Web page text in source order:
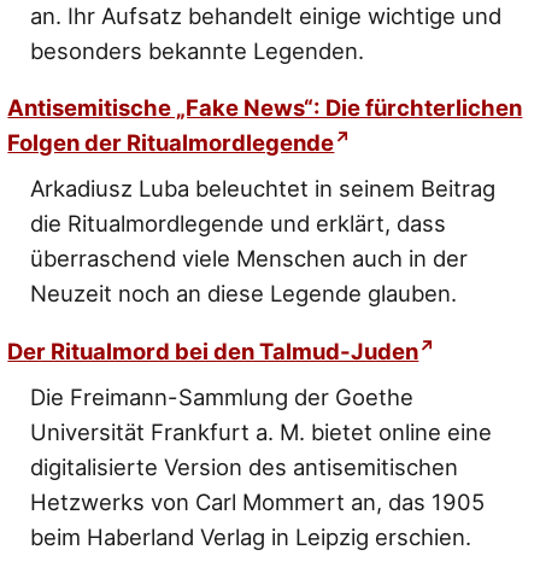
an. Ihr Aufsatz behandelt einige wichtige und
besonders bekannte Legenden.
Antisemitische „Fake News“: Die fürchterlichen
Folgen der Ritualmordlegende
Arkadiusz Luba beleuchtet in seinem Beitrag
die Ritualmordlegende und erklärt, dass
überraschend viele Menschen auch in der
Neuzeit noch an diese Legende glauben.
Der Ritualmord bei den Talmud-Juden
Die Freimann-Sammlung der Goethe
Universität Frankfurt a. M. bietet online eine
digitalisierte Version des antisemitischen
Hetzwerks von Carl Mommert an, das 1905
beim Haberland Verlag in Leipzig erschien.